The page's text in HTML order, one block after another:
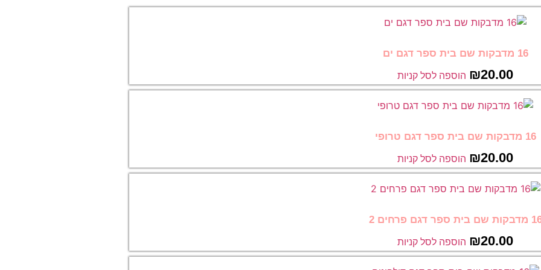
16 מדבקות שם בית ספר דגם ים
₪20.00 הוספה לסל קניות
16 מדבקות שם בית ספר דגם טרופי
₪20.00 הוספה לסל קניות
שם בית ספר דגם פרחים 2
₪20.00 הוספה לסל קניות